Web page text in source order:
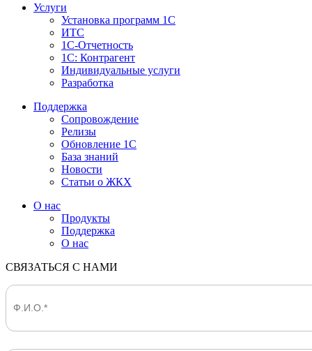
Услуги
Установка программ 1С
ИТС
1С-Отчетность
1С: Контрагент
Индивидуальные услуги
Разработка
Поддержка
Сопровождение
Релизы
Обновление 1С
База знаний
Новости
Статьи о ЖКХ
О нас
Продукты
Поддержка
О нас
СВЯЗАТЬСЯ С НАМИ